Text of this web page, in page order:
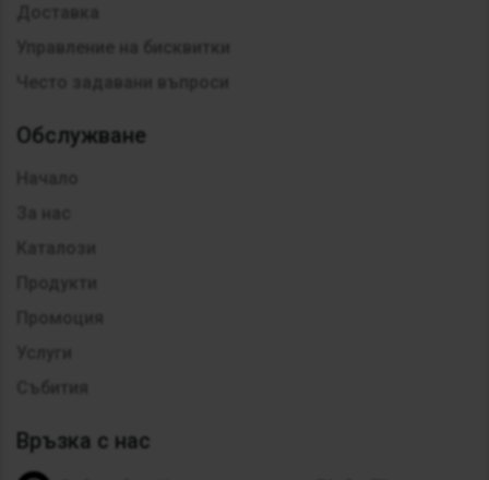
Доставка
Управление на бисквитки
Често задавани въпроси
Обслужване
Каталози
Продукти
Промоция
Услуги
Събития
Връзка с нас